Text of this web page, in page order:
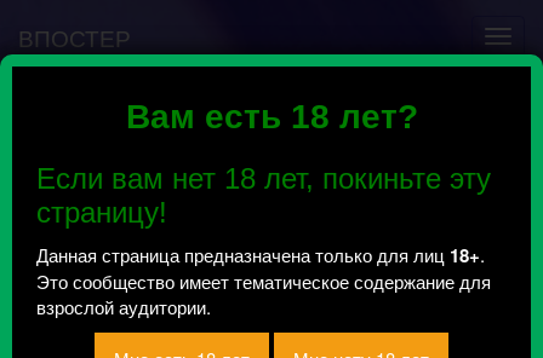
Вам есть 18 лет?
Если вам нет 18 лет, покиньте эту
страницу!
Данная страница предназначена только для лиц 18+.
Это сообщество имеет тематическое содержание для
взрослой аудитории.
ВПОСТЕР
Ошибка VK API #5
сообщества нужно авторизоваться на сервисе
повторно.
Пошлые фото мж